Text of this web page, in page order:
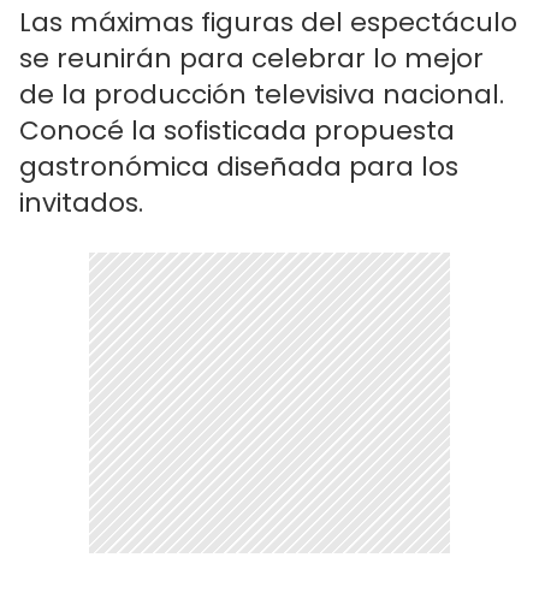
Las máximas figuras del espectáculo
se reunirán para celebrar lo mejor
de la producción televisiva nacional.
Conocé la sofisticada propuesta
gastronómica diseñada para los
invitados.